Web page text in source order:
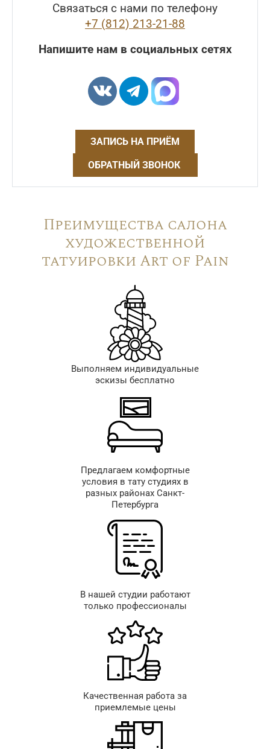
Связаться с нами по телефону
+7 (812) 213-21-88
Напишите нам в социальных сетях
ЗАПИСЬ НА ПРИЁМ
ОБРАТНЫЙ ЗВОНОК
Преимущества салона
художественной
татуировки Art of Pain
Выполняем индивидуальные
эскизы бесплатно
Предлагаем комфортные
условия в тату студиях в
разных районах Санкт-
Петербурга
В нашей студии работают
только профессионалы
Качественная работа за
приемлемые цены